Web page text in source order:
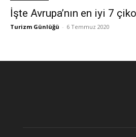
İşte Avrupa’nın en iyi 7
Turizm Günlüğü - 6 Temmuz 2020